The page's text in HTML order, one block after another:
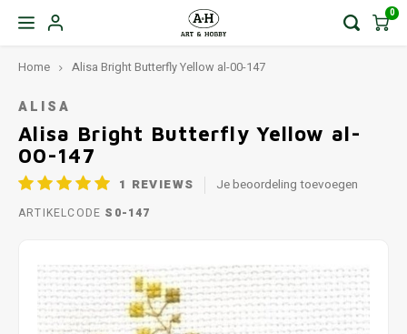
0
Home Alisa Bright Butterfly Yellow al-00-147
ALISA
Alisa Bright Butterfly Yellow al-
00-147
1 REVIEWS Je beoordeling toevoegen
ARTIKELCODE S0-147